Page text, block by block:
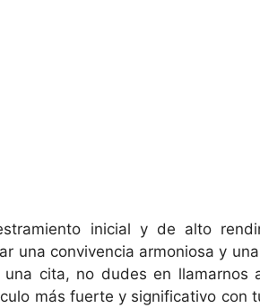
inicial y de alto
una convivencia armoniosa y
cita, no dudes en llamarnos
más fuerte y significativo con